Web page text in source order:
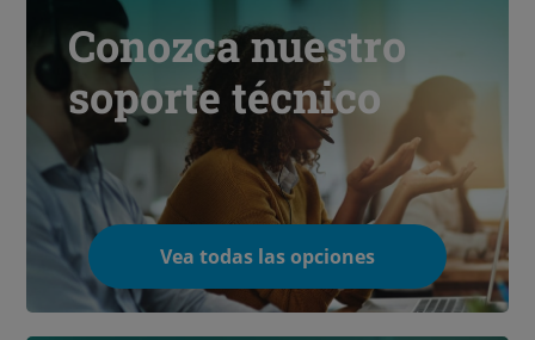
Conozca nuestro
soporte técnico
Vea todas las opciones